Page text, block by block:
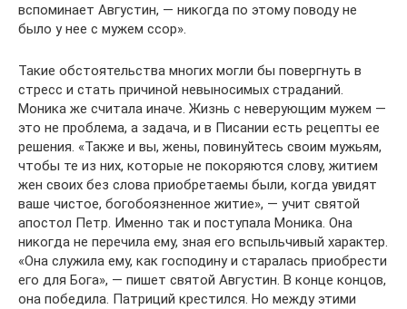
вспоминает Августин, — никогда по этому поводу не
было у нее с мужем ссор».
Такие обстоятельства многих могли бы повергнуть в
стресс и стать причиной невыносимых страданий.
Моника же считала иначе. Жизнь с неверующим мужем —
это не проблема, а задача, и в Писании есть рецепты ее
решения. «Также и вы, жены, повинуйтесь своим мужьям,
чтобы те из них, которые не покоряются слову, житием
жен своих без слова приобретаемы были, когда увидят
ваше чистое, богобоязненное житие», — учит святой
апостол Петр. Именно так и поступала Моника. Она
никогда не перечила ему, зная его вспыльчивый характер.
«Она служила ему, как господину и старалась приобрести
его для Бога», — пишет святой Августин. В конце концов,
она победила. Патриций крестился. Но между этими